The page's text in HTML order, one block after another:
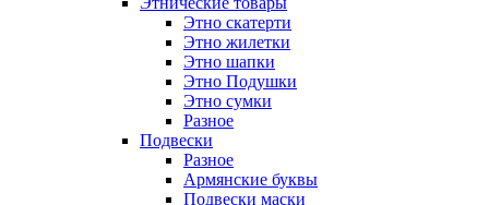
Этно скатерти
Этно жилетки
Этно шапки
Этно Подушки
Этно сумки
Разное
Подвески
Разное
Армянские буквы
Подвески маски